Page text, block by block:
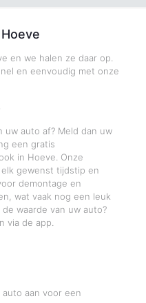
en we halen ze daar op.
en eenvoudig met onze
uw auto af? Meld dan uw
een gratis
in Hoeve. Onze
gewenst tijdstip en
demontage en
wat vaak nog een leuk
waarde van uw auto?
via de app.
aan voor een